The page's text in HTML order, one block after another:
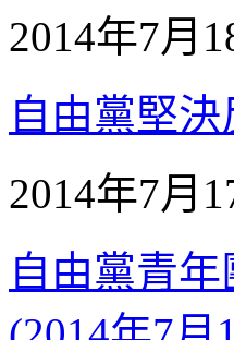
2014年7月
自由黨堅
2014年7月
自由黨青